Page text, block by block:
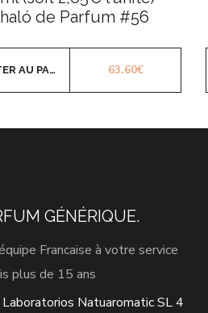
de Parfum #56
63.60€
AJOUTER AU PANIER
GÉNÉRIQUE.
Francaise à votre service
plus de 15 ans
Laboratorios Natuaromatic SL 4